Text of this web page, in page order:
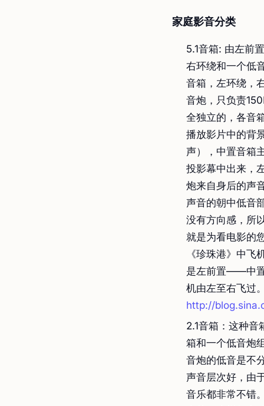
家庭影音分类
5.1音箱: 由左前
右环绕和一个低
音箱，左环绕，
音炮，只负责
全独立的，各音
播放影片中的背
声），中置音箱
投影幕中出来，
炮来自身后的声
声音的朝中低音
没有方向感，所
就是为看电影的
《珍珠港》中飞
是左前置——中
机由左至右飞过
http://
2.1音箱：这种音
箱和一个低音炮
音炮的低音是不
声音层次好，由
音乐都非常不错